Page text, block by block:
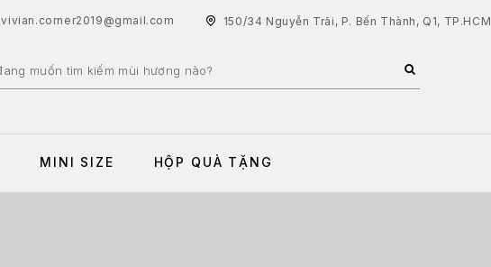
vivian.corner2019@gmail.com 150/34 Nguyễn Trãi, P. Bến Thành, Q1, TP.HCM
MINI SIZE HỘP QUÀ TẶNG